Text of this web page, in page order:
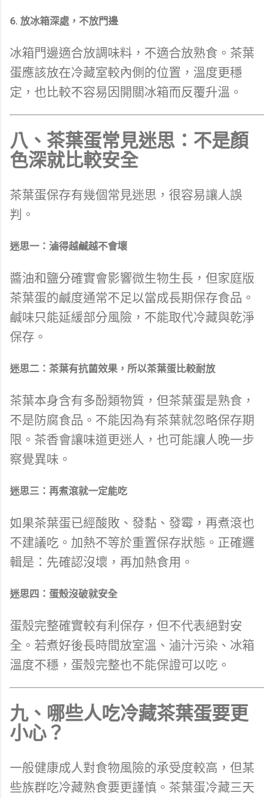
6. 放冰箱深處，不放門邊
冰箱門邊適合放調味料，不適合放熟食。茶葉
蛋應該放在冷藏室較內側的位置，溫度更穩
定，也比較不容易因開關冰箱而反覆升溫。
八、茶葉蛋常見迷思：不是顏
色深就比較安全
茶葉蛋保存有幾個常見迷思，很容易讓人誤
判。
迷思一：滷得越鹹越不會壞
醬油和鹽分確實會影響微生物生長，但家庭版
茶葉蛋的鹹度通常不足以當成長期保存食品。
鹹味只能延緩部分風險，不能取代冷藏與乾淨
保存。
迷思二：茶葉有抗菌效果，所以茶葉蛋比較耐放
茶葉本身含有多酚類物質，但茶葉蛋是熟食，
不是防腐食品。不能因為有茶葉就忽略保存期
限。茶香會讓味道更迷人，也可能讓人晚一步
察覺異味。
迷思三：再煮滾就一定能吃
如果茶葉蛋已經酸敗、發黏、發霉，再煮滾也
不建議吃。加熱不等於重置保存狀態。正確邏
輯是：先確認沒壞，再加熱食用。
迷思四：蛋殼沒破就安全
蛋殼完整確實較有利保存，但不代表絕對安
全。若煮好後長時間放室溫、滷汁污染、冰箱
溫度不穩，蛋殼完整也不能保證可以吃。
九、哪些人吃冷藏茶葉蛋要更
小心？
一般健康成人對食物風險的承受度較高，但某
些族群吃冷藏熟食要更謹慎。茶葉蛋冷藏三天